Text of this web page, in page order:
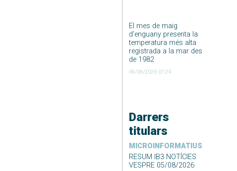
El mes de maig
d’enguany presenta la
temperatura més alta
registrada a la mar des
de 1982
09/06/2026 01:24
Darrers
titulars
MICROINFORMATIUS
RESUM IB3 NOTÍCIES
VESPRE 05/08/2026